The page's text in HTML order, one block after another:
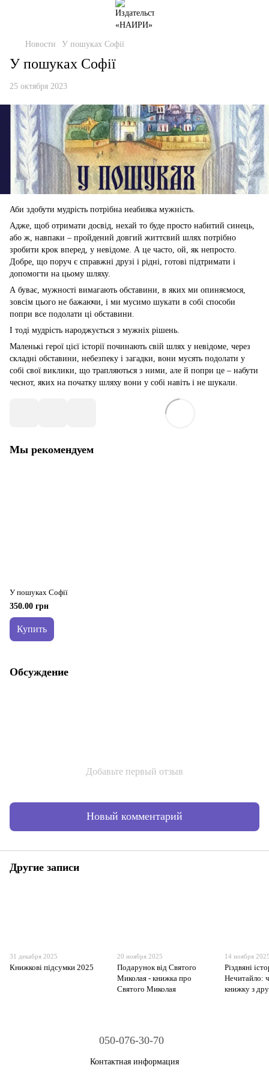
Новости У пошуках Софії
У пошуках Софії
25 октября 2023
Аби здобути мудрість потрібна неабияка мужність.
Адже, щоб отримати досвід, нехай то буде просто набитий синець,
або ж, навпаки – пройдений довгий життєвий шлях потрібно
зробити крок вперед, у невідоме. А це часто, ой, як непросто.
Добре, що поруч є справжні друзі і рідні, готові підтримати і
допомогти на цьому шляху.
А буває, мужності вимагають обставини, в яких ми опиняємося,
зовсім цього не бажаючи, і ми мусимо шукати в собі способи
попри все подолати ці обставини.
І тоді мудрість народжується з мужніх рішень.
Маленькі герої цієї історії починають свій шлях у невідоме, через
складні обставини, небезпеку і загадки, вони мусять подолати у
собі свої виклики, що трапляються з ними, але й попри це – набути
чеснот, яких на початку шляху вони у собі навіть і не шукали.
Мы рекомендуем
У пошуках Софії
350.00 грн
Купить
Обсуждение
Добавьте первый отзыв
Новый комментарий
Другие записи
31 декабря 2025
Книжкові підсумки 2025
20 ноября 2025
Подарунок від Святого
Миколая - книжка про
Святого Миколая
14 ноября
Різдвяні
Нечитайло:
книжку з
050-076-30-70
Контактная информация